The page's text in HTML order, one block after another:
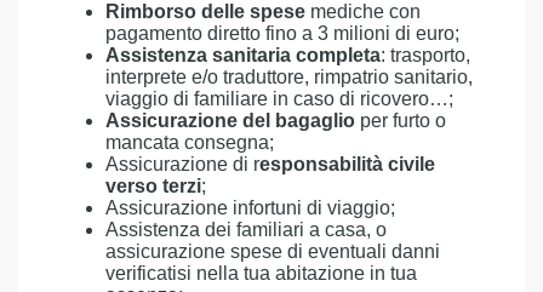
Rimborso delle spese mediche con
pagamento diretto fino a 3 milioni di euro;
Assistenza sanitaria completa: trasporto,
interprete e/o traduttore, rimpatrio sanitario,
viaggio di familiare in caso di ricovero…;
Assicurazione del bagaglio per furto o
mancata consegna;
Assicurazione di responsabilità civile
verso terzi;
Assicurazione infortuni di viaggio;
Assistenza dei familiari a casa, o
assicurazione spese di eventuali danni
verificatisi nella tua abitazione in tua